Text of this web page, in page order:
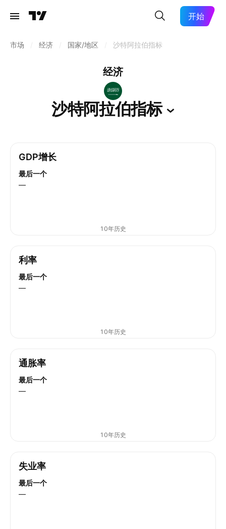
开始
市场 经济 国家/地区 沙特阿拉伯指标
经济
沙特阿拉伯指标
GDP增长
最后一个
—
10年历史
利率
最后一个
—
10年历史
通胀率
最后一个
—
10年历史
失业率
最后一个
—